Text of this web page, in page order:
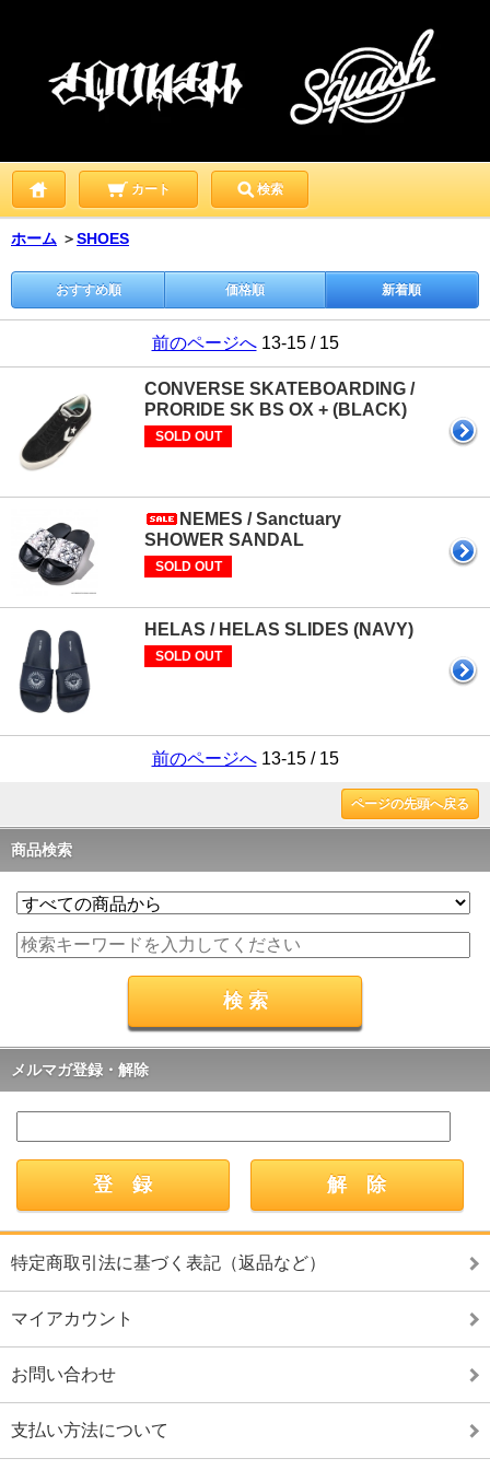
カート 検索
ホーム ＞SHOES
おすすめ順 価格順 新着順
前のページへ13-15 / 15
CONVERSE SKATEBOARDING /
PRORIDE SK BS OX + (BLACK)
SOLD OUT
NEMES / Sanctuary
SHOWER SANDAL
SOLD OUT
HELAS / HELAS SLIDES (NAVY)
SOLD OUT
前のページへ13-15 / 15
ページの先頭へ戻る
商品検索
メルマガ登録・解除
特定商取引法に基づく表記（返品など）
マイアカウント
お問い合わせ
支払い方法について